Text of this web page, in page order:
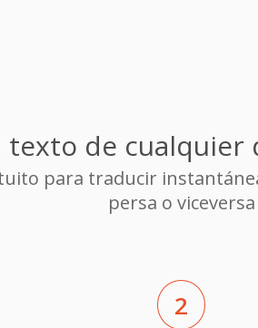
texto de cualquier
para traducir
persa o viceversa
2